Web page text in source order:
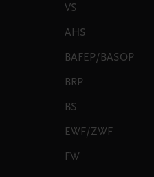
VS
AHS
BAFEP/BASOP
BRP
BS
EWF/ZWF
FW